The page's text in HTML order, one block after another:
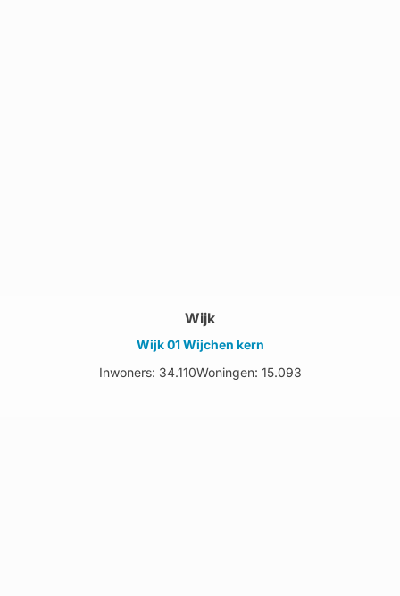
Wijk
Wijk 01 Wijchen kern
Inwoners: 34.110Woningen: 15.093